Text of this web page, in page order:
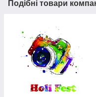
Подібні товари